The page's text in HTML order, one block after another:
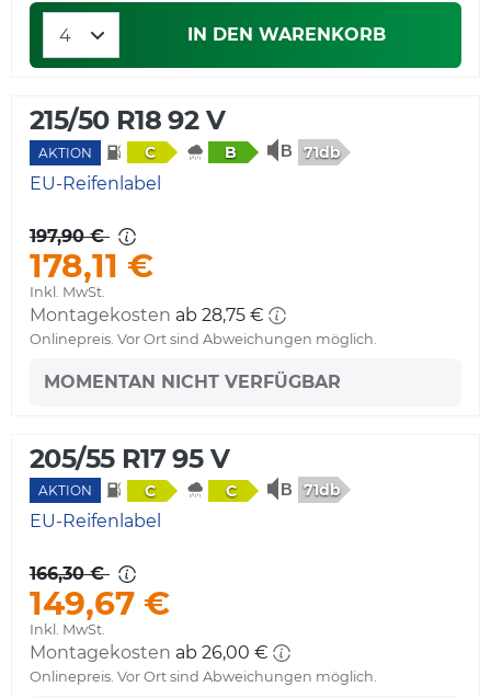
IN DEN WARENKORB
215/50 R18 92 V
AKTION C B 71db
EU-Reifenlabel
197,90 €
178,11 €
Inkl. MwSt.
Montagekosten ab 28,75 €
Onlinepreis. Vor Ort sind Abweichungen möglich.
MOMENTAN NICHT VERFÜGBAR
205/55 R17 95 V
AKTION C C 71db
EU-Reifenlabel
166,30 €
149,67 €
Inkl. MwSt.
Montagekosten ab 26,00 €
Onlinepreis. Vor Ort sind Abweichungen möglich.